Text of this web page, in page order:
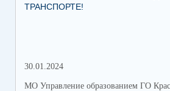
ТРАНСПОРТЕ!
30.01.2024
МО Управление образованием ГО